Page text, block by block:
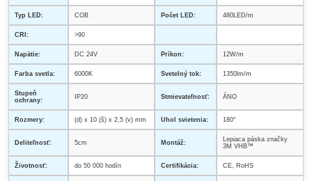
Typ LED: COB Počet LED: 480LED/m
CRI: >90
Napätie: DC 24V Príkon: 12W/m
Farba svetla: 6000K Svetelný tok: 1350lm/m
Stupeň
ochrany:
IP20 Stmievateľnosť: ÁNO
Rozmery: (d) x 10 (š) x 2,5 (v) mm Uhol svietenia: 180°
Deliteľnosť: 5cm Montáž:
Lepiaca páska značky
3M VHB™
Životnosť: do 50 000 hodín Certifikácia: CE, RoHS